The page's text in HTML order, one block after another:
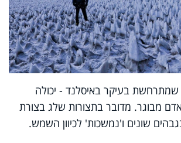
שמתרחשת בעיקר באיסלנד - יכולה
מבוגר. מדובר בתצורות שלג בצורת
שונים ו'נמשכות' לכיוון השמש.